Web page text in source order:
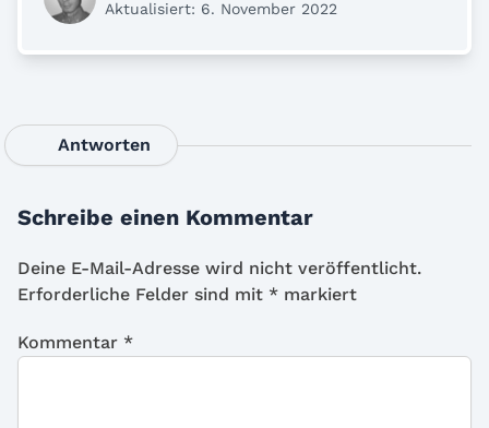
Aktualisiert: 6. November 2022
Antworten
Schreibe einen Kommentar
Deine E-Mail-Adresse wird nicht veröffentlicht.
Erforderliche Felder sind mit * markiert
Kommentar *